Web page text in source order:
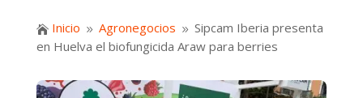
 Inicio 9 Agronegocios 9 Sipcam Iberia presenta
en Huelva el biofungicida Araw para berries